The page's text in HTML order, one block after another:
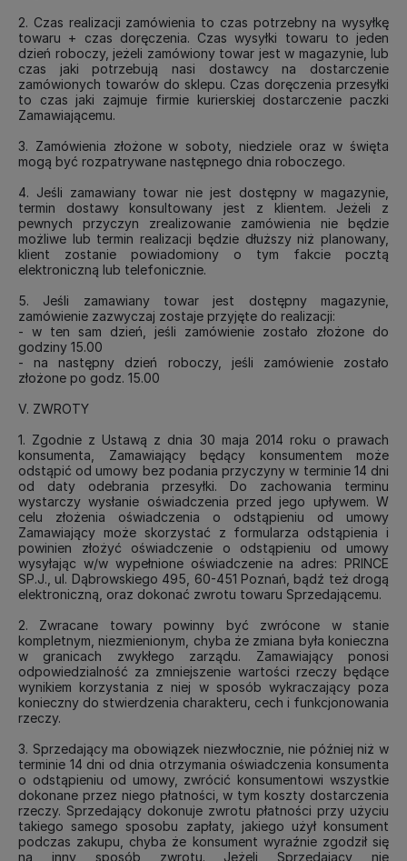
2. Czas realizacji zamówienia to czas potrzebny na wysyłkę
towaru + czas doręczenia. Czas wysyłki towaru to jeden
dzień roboczy, jeżeli zamówiony towar jest w magazynie, lub
czas jaki potrzebują nasi dostawcy na dostarczenie
zamówionych towarów do sklepu. Czas doręczenia przesyłki
to czas jaki zajmuje firmie kurierskiej dostarczenie paczki
Zamawiającemu.
3. Zamówienia złożone w soboty, niedziele oraz w święta
mogą być rozpatrywane następnego dnia roboczego.
4. Jeśli zamawiany towar nie jest dostępny w magazynie,
termin dostawy konsultowany jest z klientem. Jeżeli z
pewnych przyczyn zrealizowanie zamówienia nie będzie
możliwe lub termin realizacji będzie dłuższy niż planowany,
klient zostanie powiadomiony o tym fakcie pocztą
elektroniczną lub telefonicznie.
5. Jeśli zamawiany towar jest dostępny magazynie,
zamówienie zazwyczaj zostaje przyjęte do realizacji:
- w ten sam dzień, jeśli zamówienie zostało złożone do
godziny 15.00
- na następny dzień roboczy, jeśli zamówienie zostało
złożone po godz. 15.00
V. ZWROTY
1. Zgodnie z Ustawą z dnia 30 maja 2014 roku o prawach
konsumenta, Zamawiający będący konsumentem może
odstąpić od umowy bez podania przyczyny w terminie 14 dni
od daty odebrania przesyłki. Do zachowania terminu
wystarczy wysłanie oświadczenia przed jego upływem. W
celu złożenia oświadczenia o odstąpieniu od umowy
Zamawiający może skorzystać z formularza odstąpienia i
powinien złożyć oświadczenie o odstąpieniu od umowy
wysyłając w/w wypełnione oświadczenie na adres: PRINCE
SP.J., ul. Dąbrowskiego 495, 60-451 Poznań, bądź też drogą
elektroniczną, oraz dokonać zwrotu towaru Sprzedającemu.
2. Zwracane towary powinny być zwrócone w stanie
kompletnym, niezmienionym, chyba że zmiana była konieczna
w granicach zwykłego zarządu. Zamawiający ponosi
odpowiedzialność za zmniejszenie wartości rzeczy będące
wynikiem korzystania z niej w sposób wykraczający poza
konieczny do stwierdzenia charakteru, cech i funkcjonowania
rzeczy.
3. Sprzedający ma obowiązek niezwłocznie, nie później niż w
terminie 14 dni od dnia otrzymania oświadczenia konsumenta
o odstąpieniu od umowy, zwrócić konsumentowi wszystkie
dokonane przez niego płatności, w tym koszty dostarczenia
rzeczy. Sprzedający dokonuje zwrotu płatności przy użyciu
takiego samego sposobu zapłaty, jakiego użył konsument
podczas zakupu, chyba że konsument wyraźnie zgodził się
na inny sposób zwrotu. Jeżeli Sprzedający nie